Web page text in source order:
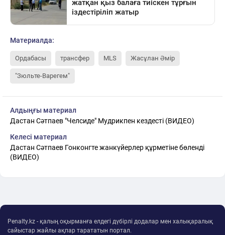
Материалда:
Ордабасы трансфер MLS Жасұлан Әмір
"Зюльте-Варегем"
Алдыңғы материал
Дастан Сәтпаев "Челсиде" Мудрикпен кездесті (ВИДЕО)
Келесі материал
Дастан Сәтпаев Гонконгте жанкүйерлер құрметіне бөленді
(ВИДЕО)
Penalty.kz - қалың оқырманға елдегі дүбірлі додалар мен халықаралық
сайыстар жайлы ақпар тарататын портал.